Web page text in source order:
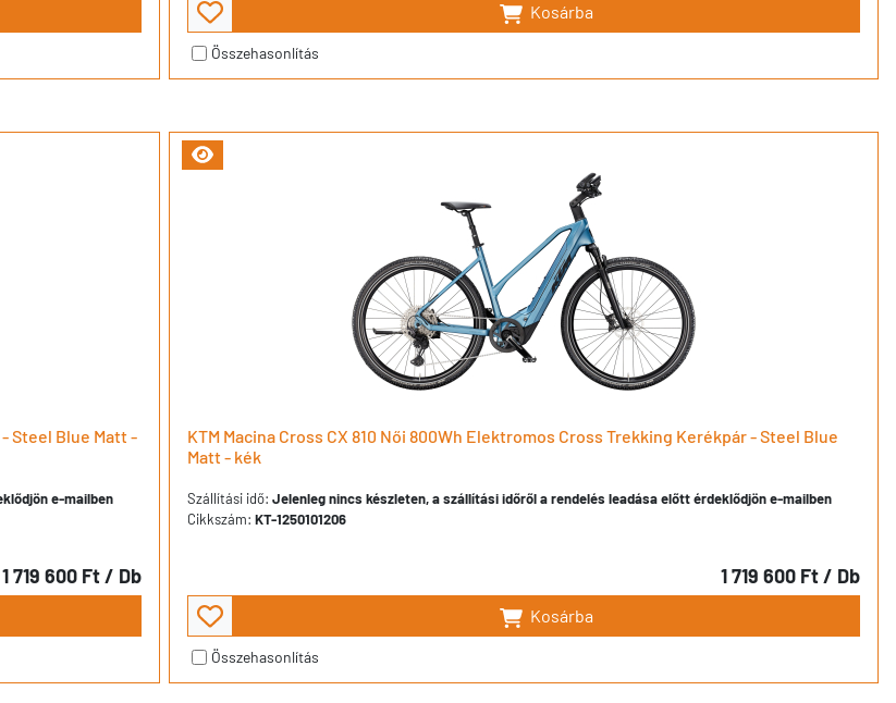
Kosárba
Összehasonlítás
Steel Blue Matt -
e-mailben
1 719 600 Ft/ Db
KTM Macina Cross CX 810 Női 800Wh Elektromos Cross Trekking Kerékpár - Steel Blue
Matt - kék
Szállítási idő: Jelenleg nincs készleten, a szállítási időről a rendelés leadása előtt érdeklődjön e-mailben
Cikkszám: KT-1250101206
1 719 600 Ft/ Db
Kosárba
Összehasonlítás